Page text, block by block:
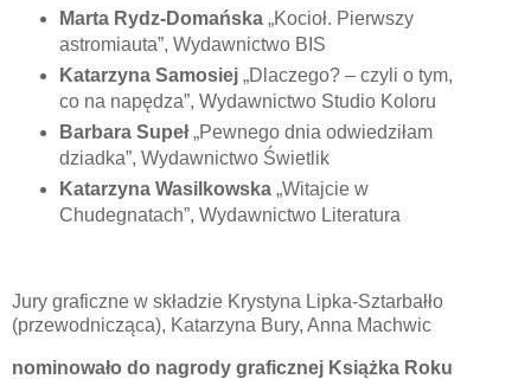
Marta Rydz-Domańska„Kocioł. Pierwszy
astromiauta”, Wydawnictwo BIS
Katarzyna Samosiej„Dlaczego? – czyli o tym,
co na napędza”, Wydawnictwo Studio Koloru
Barbara Supeł„Pewnego dnia odwiedziłam
dziadka”, Wydawnictwo Świetlik
Katarzyna Wasilkowska„Witajcie w
Chudegnatach”, Wydawnictwo Literatura
Jury graficzne w składzie Krystyna Lipka-Sztarbałło
(przewodnicząca), Katarzyna Bury, Anna Machwic
nominowało do nagrody graficznej Książka Roku